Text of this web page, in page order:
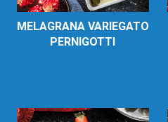
MELAGRANA VARIEGATO
PERNIGOTTI